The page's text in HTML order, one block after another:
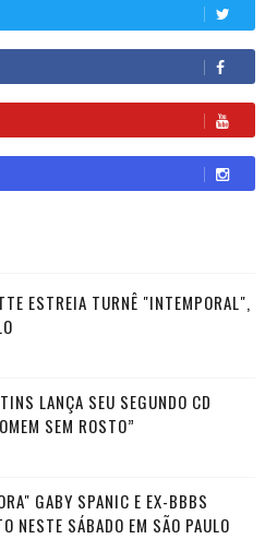
ESTREIA TURNÊ "INTEMPORAL",
LANÇA SEU SEGUNDO CD
SEM ROSTO”
GABY SPANIC E EX-BBBS
NESTE SÁBADO EM SÃO PAULO